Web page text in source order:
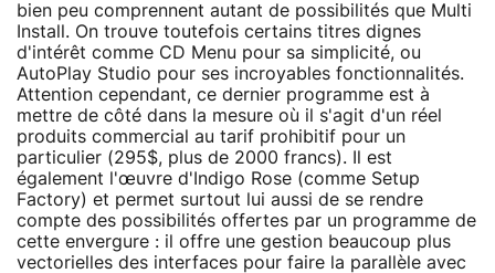
bien peu comprennent autant de possibilités que Multi
Install. On trouve toutefois certains titres dignes
d'intérêt comme CD Menu pour sa simplicité, ou
AutoPlay Studio pour ses incroyables fonctionnalités.
Attention cependant, ce dernier programme est à
mettre de côté dans la mesure où il s'agit d'un réel
produits commercial au tarif prohibitif pour un
particulier (295$, plus de 2000 francs). Il est
également l'œuvre d'Indigo Rose (comme Setup
Factory) et permet surtout lui aussi de se rendre
compte des possibilités offertes par un programme de
cette envergure : il offre une gestion beaucoup plus
vectorielles des interfaces pour faire la parallèle avec